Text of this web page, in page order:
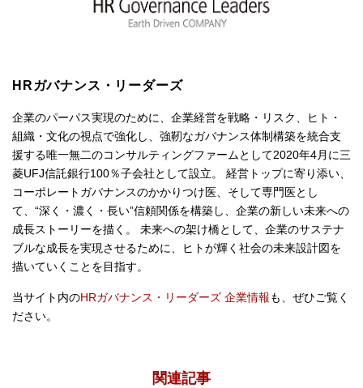
HRガバナンス・リーダーズ
企業のパーパス実現のために、企業経営を戦略・リスク、ヒト・
組織・文化の視点で強化し、強靭なガバナンス体制構築を統合支
援する唯一無二のコンサルティングファームとして2020年4月に三
菱UFJ信託銀行100％子会社として設立。 経営トップに寄り添い、
コーポレートガバナンスのかかりつけ医、そして専門医とし
て、“深く・濃く・長い”信頼関係を構築し、企業の新しい未来への
成長ストーリーを描く。 未来への架け橋として、企業のサステナ
ブルな成長を実現させるために、ヒトが輝く社会の未来設計図を
描いていくことを目指す。
当サイト内のHRガバナンス・リーダーズ 企業情報も、ぜひご覧く
ださい。
関連記事